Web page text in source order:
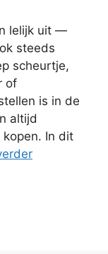
lelijk uit —
steeds
scheurtje,
of
is in de
altijd
In dit